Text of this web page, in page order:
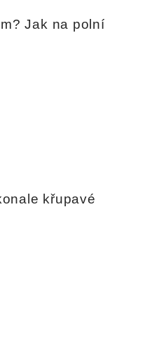
Jak na polní
křupavé